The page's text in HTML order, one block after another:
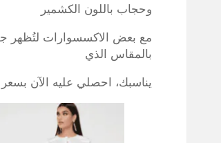
وحجاب باللون الكشمير
بالمقاس الذي
يناسبك، احصلي عليه الآن